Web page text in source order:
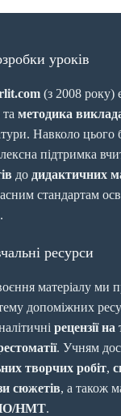
уроків
(з 2008 року)
та методика
Навколо цього
підтримка
до дидактичних
стандартам
ресурси
матеріалу ми
допоміжних
рецензії
. Учням
творчих робіт,
сюжетів, а також
НМТ.